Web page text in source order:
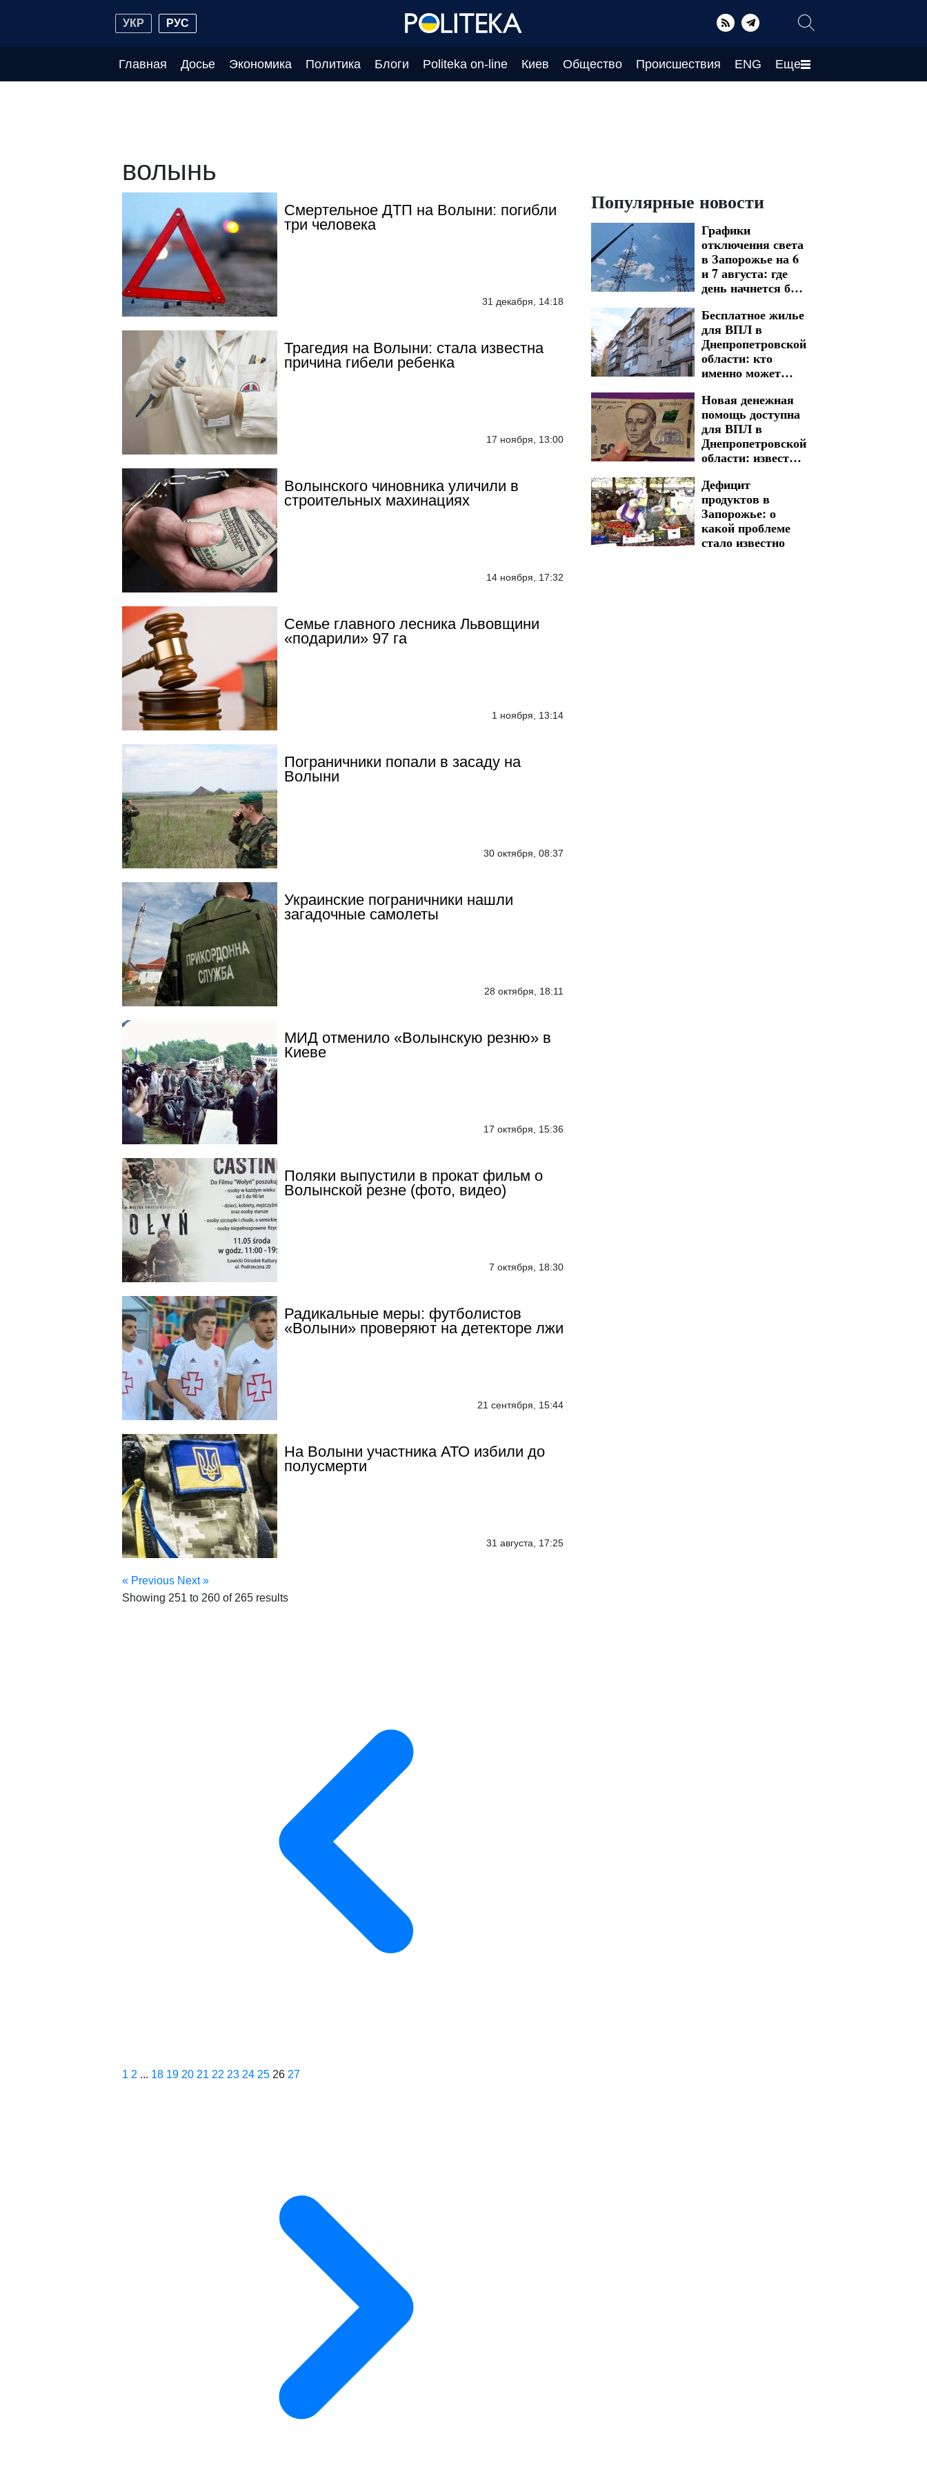
УКР РУС
Главная Досье Экономика Политика Блоги Politeka on-line Киев Общество Происшествия ENG Еще
волынь
Смертельное ДТП на Волыни: погибли
три человека
31 декабря, 14:18
Трагедия на Волыни: стала известна
причина гибели ребенка
17 ноября, 13:00
Волынского чиновника уличили в
строительных махинациях
14 ноября, 17:32
Семье главного лесника Львовщини
«подарили» 97 га
1 ноября, 13:14
Пограничники попали в засаду на
Волыни
30 октября, 08:37
Украинские пограничники нашли
загадочные самолеты
28 октября, 18:11
МИД отменило «Волынскую резню» в
Киеве
17 октября, 15:36
Поляки выпустили в прокат фильм о
Волынской резне (фото, видео)
7 октября, 18:30
Радикальные меры: футболистов
«Волыни» проверяют на детекторе лжи
21 сентября, 15:44
На Волыни участника АТО избили до
полусмерти
31 августа, 17:25
« Previous Next »
Showing 251 to 260 of 265 results
1 2 ... 18 19 20 21 22 23 24 25 26 27
Популярные новости
Графики
отключения света
в Запорожье на 6
и 7 августа: где
день начнется без
Бесплатное жилье
для ВПЛ в
Днепропетровской
области: кто
именно может
Новая денежная
помощь доступна
для ВПЛ в
Днепропетровской
области: известны
размер выплат
Дефицит
продуктов в
Запорожье: о
какой проблеме
стало известно